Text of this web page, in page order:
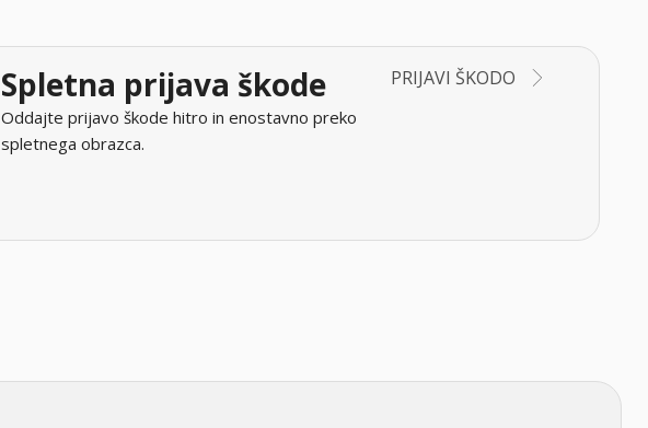
Spletna prijava škode
Oddajte prijavo škode hitro in enostavno preko
spletnega obrazca.
PRIJAVI ŠKODO